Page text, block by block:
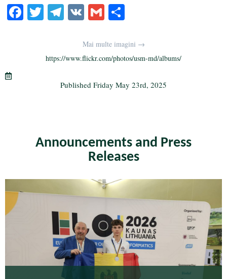
Fa T
r
Te
a
m
V G
ailre
Mai multe imagini →
https://www.flickr.com/photos/usm-md/albums/
Published Friday May 23rd, 2025
Announcements and Press
Releases